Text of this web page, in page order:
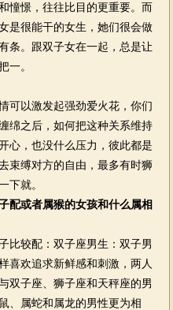
憧憬，往往比目的更重要。而
是很能干的女生，她们很会做
条。跟双子女在一起，总是让
一。
以激发起强劲爱火花，你们
绵之后，如何把这种关系维持
心，也没什么压力，彼此都是
束缚对方的自由，最多有时狮
下就。
配或者属猴的女孩和什么属相
较配：双子座男生：双子男
喜欢追求新鲜感和刺激，两人
双子座、狮子座和天秤座的男
、属蛇和属龙的男性更为相